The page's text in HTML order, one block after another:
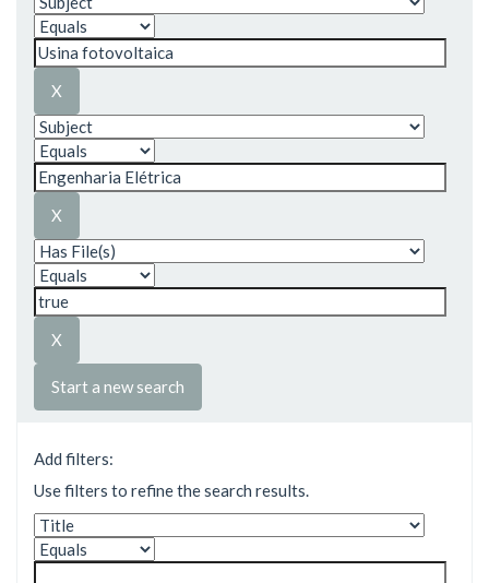
Start a new search
Add filters:
Use filters to refine the search results.